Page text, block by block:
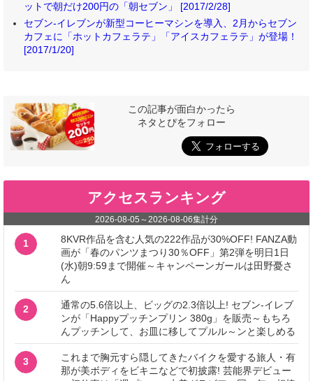
ットで朝だけ200円の「朝セブン」 [2017/2/28]
セブン‐イレブンが新型コーヒーマシンを導入、2月からセブン
カフェに「ホットカフェラテ」「アイスカフェラテ」が登場！
[2017/1/20]
この記事が面白かったら
ネタとぴをフォロー
アクセスランキング
2026-08-05 ～2026-08-06集計分
1
8KVR作品を含む人気の222作品が30%OFF! FANZA動
画が「春のパンツまつり30％OFF」第2弾を明日1日
(水)朝9:59まで開催～キャンペーンガールは田野憂さ
ん
2
通常の5.6倍以上、ビッグの2.3倍以上! セブン‐イレブ
ンが「Happyプッチンプリン 380g」を販売～もちろ
んプッチンして、お皿に移してプルル～ンと楽しめる
3
これまで胸元すら隠してきたバイクを愛する旅人・有
那が美ボディをビキニなどで初披露! 芸能界デビュー